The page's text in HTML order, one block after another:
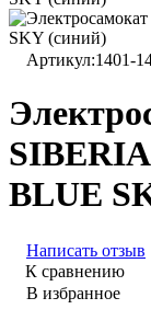
Артикул:1401-
BLUE
Написать отзыв
К сравнению
В избранное